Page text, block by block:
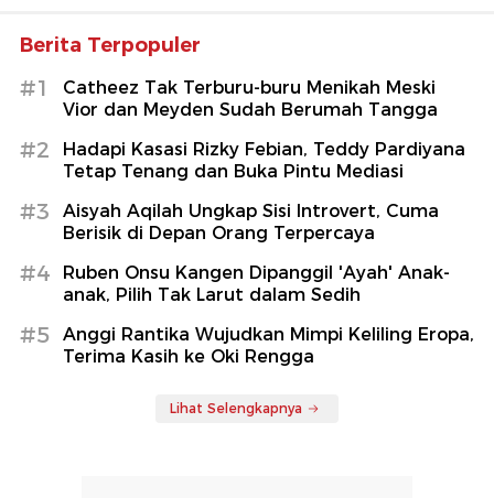
Berita Terpopuler
#1
Catheez Tak Terburu-buru Menikah Meski
Vior dan Meyden Sudah Berumah Tangga
#2
Hadapi Kasasi Rizky Febian, Teddy Pardiyana
Tetap Tenang dan Buka Pintu Mediasi
#3
Aisyah Aqilah Ungkap Sisi Introvert, Cuma
Berisik di Depan Orang Terpercaya
#4
Ruben Onsu Kangen Dipanggil 'Ayah' Anak-
anak, Pilih Tak Larut dalam Sedih
#5
Anggi Rantika Wujudkan Mimpi Keliling Eropa,
Terima Kasih ke Oki Rengga
Lihat Selengkapnya